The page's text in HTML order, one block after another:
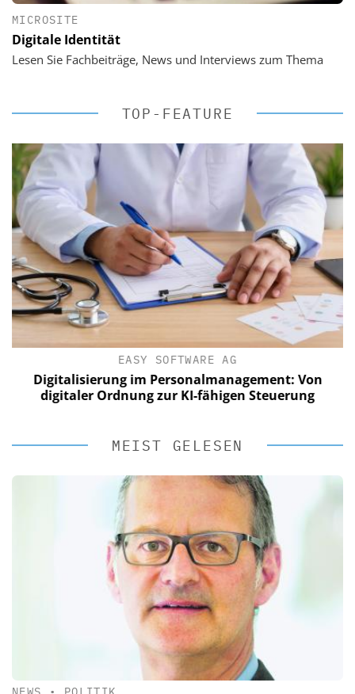
MICROSITE
Digitale Identität
Lesen Sie Fachbeiträge, News und Interviews zum Thema
TOP-FEATURE
EASY SOFTWARE AG
Digitalisierung im Personalmanagement: Von
digitaler Ordnung zur KI-fähigen Steuerung
MEIST GELESEN